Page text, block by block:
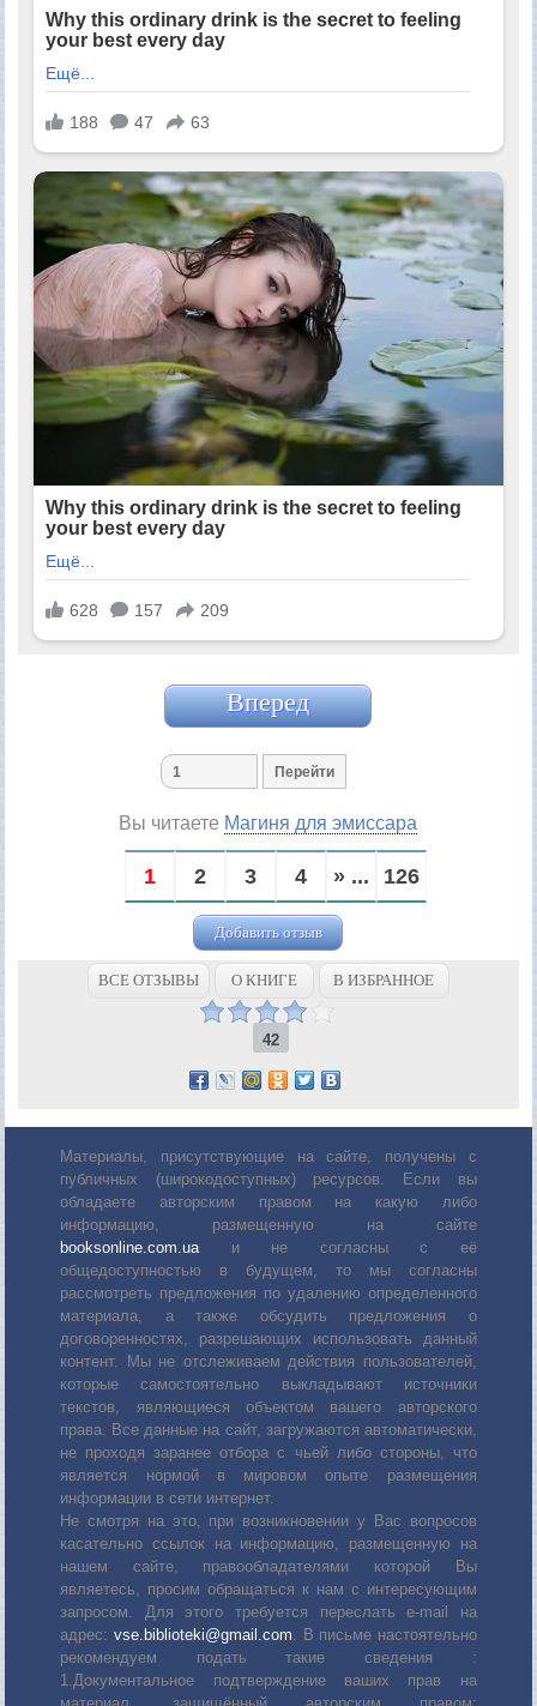
Вперед
Вы читаете Магиня для эмиссара
1 2 3 4 » ... 126
Добавить отзыв
ВСЕ ОТЗЫВЫ О КНИГЕ В ИЗБРАННОЕ
42
Материалы, присутствующие на сайте, получены с
публичных (широкодоступных) ресурсов. Если вы
обладаете авторским правом на какую либо
информацию, размещенную на сайте
booksonline.com.uaи не согласны с её
общедоступностью в будущем, то мы согласны
рассмотреть предложения по удалению определенного
материала, а также обсудить предложения о
договоренностях, разрешающих использовать данный
контент. Мы не отслеживаем действия пользователей,
которые самостоятельно выкладывают источники
текстов, являющиеся объектом вашего авторского
права. Все данные на сайт, загружаются автоматически,
не проходя заранее отбора с чьей либо стороны, что
является нормой в мировом опыте размещения
информации в сети интернет.
Не смотря на это, при возникновении у Вас вопросов
касательно ссылок на информацию, размещенную на
нашем сайте, правообладателями которой Вы
являетесь, просим обращаться к нам с интересующим
запросом. Для этого требуется переслать е-mail на
адрес: vse.biblioteki@gmail.com. В письме настоятельно
рекомендуем подать такие сведения :
1.Документальное подтверждение ваших прав на